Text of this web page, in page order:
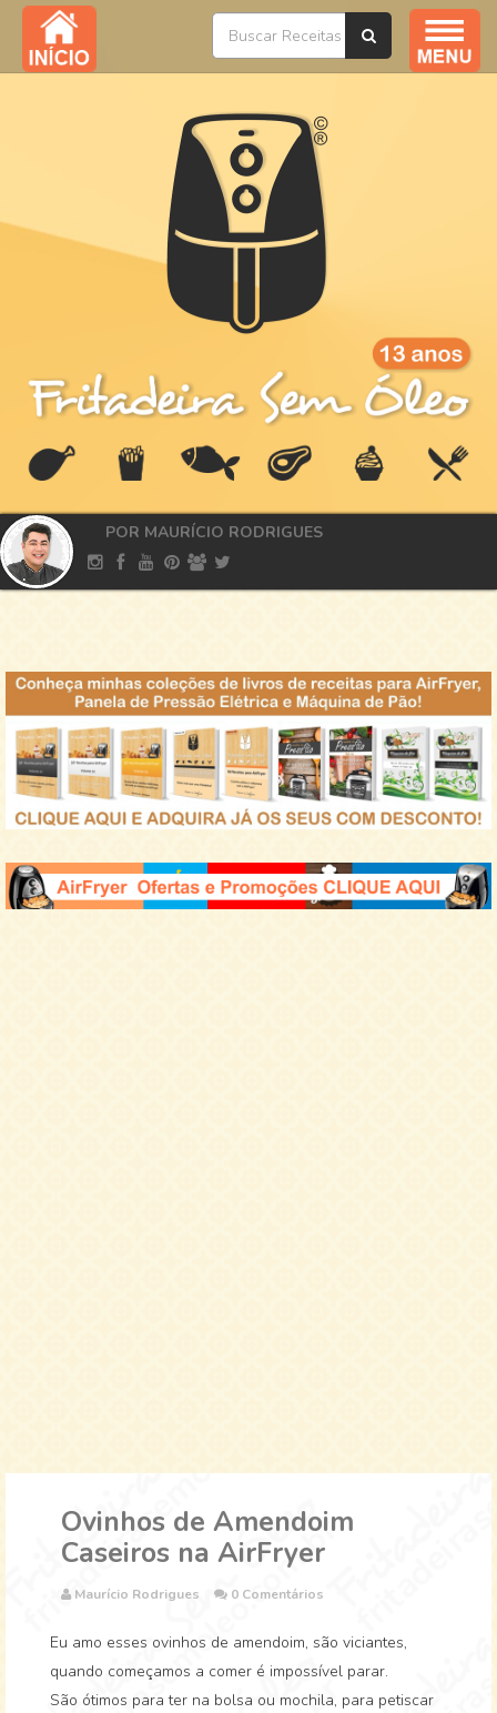
Índice / Todas as Receitas
Ofertas
POR MAURÍCIO RODRIGUES
Ovinhos de Amendoim
Caseiros na AirFryer
Maurício Rodrigues 0 Comentários
Eu amo esses ovinhos de amendoim, são viciantes,
quando começamos a comer é impossível parar.
São ótimos para ter na bolsa ou mochila, para petiscar